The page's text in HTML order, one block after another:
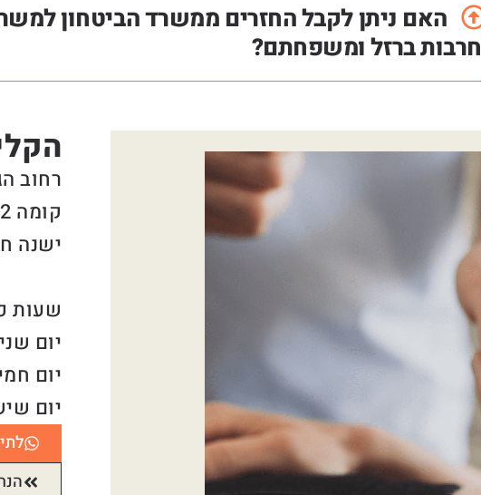
האם ניתן לקבל החזרים ממשרד הביטחון
חרבות ברזל ומשפחתם?
רחוב הגליל 78, גני
קומה 2, חדר 206
ישנה
שעות
יום שני: 09:00-
יום חמישי:
יום שישי: